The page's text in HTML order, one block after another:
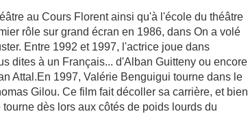
au Cours Florent ainsi qu'à l'école du théâtre
rôle sur grand écran en 1986, dans On a volé
Entre 1992 et 1997, l'actrice joue dans
dites à un Français... d'Alban Guitteny ou encore
Attal.En 1997, Valérie Benguigui tourne dans le
Gilou. Ce film fait décoller sa carrière, et bien
dès lors aux côtés de poids lourds du